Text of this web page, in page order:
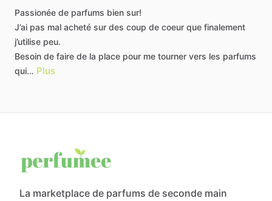
Passionée de parfums bien sur!
J’ai pas mal acheté sur des coup de coeur que finalement
j’utilise peu.
Besoin de faire de la place pour me tourner vers les parfums
qui… Plus
La marketplace de parfums de seconde main